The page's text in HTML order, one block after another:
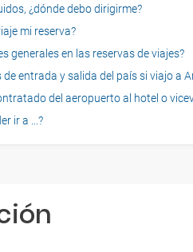
¿dónde debo dirigirme?
mi reserva?
generales en las reservas de viajes?
entrada y salida del país si viajo a
del aeropuerto al hotel o
ir a ...?